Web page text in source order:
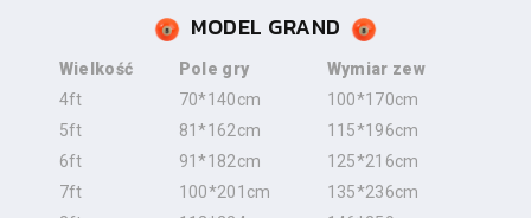
MODEL GRAND
Wielkość Pole gry
Wymiar zew
4ft
70*140cm
100*170cm
5ft
81*162cm
115*196cm
6ft
91*182cm
125*216cm
7ft
100*201cm
135*236cm